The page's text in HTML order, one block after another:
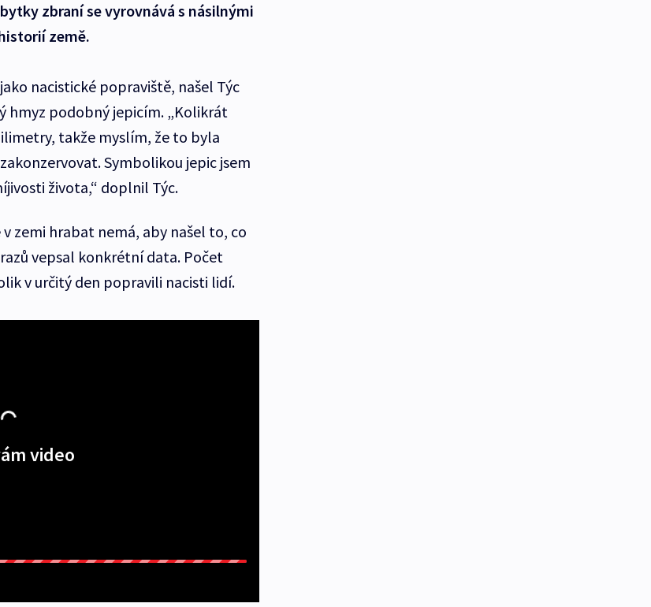
zbraní se vyrovnává s násilnými
země.
nacistické popraviště, našel Týc
hmyz podobný jepicím. „Kolikrát
takže myslím, že to byla
Symbolikou jepic jsem
života,“ doplnil Týc.
zemi hrabat nemá, aby našel to, co
vepsal konkrétní data. Počet
v určitý den popravili nacisti lidí.
video